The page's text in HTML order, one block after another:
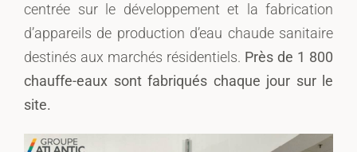
centrée sur le développement et la fabrication
d’appareils de production d’eau chaude sanitaire
destinés aux marchés résidentiels. Près de 1 800
chauffe-eaux sont fabriqués chaque jour sur le
site.